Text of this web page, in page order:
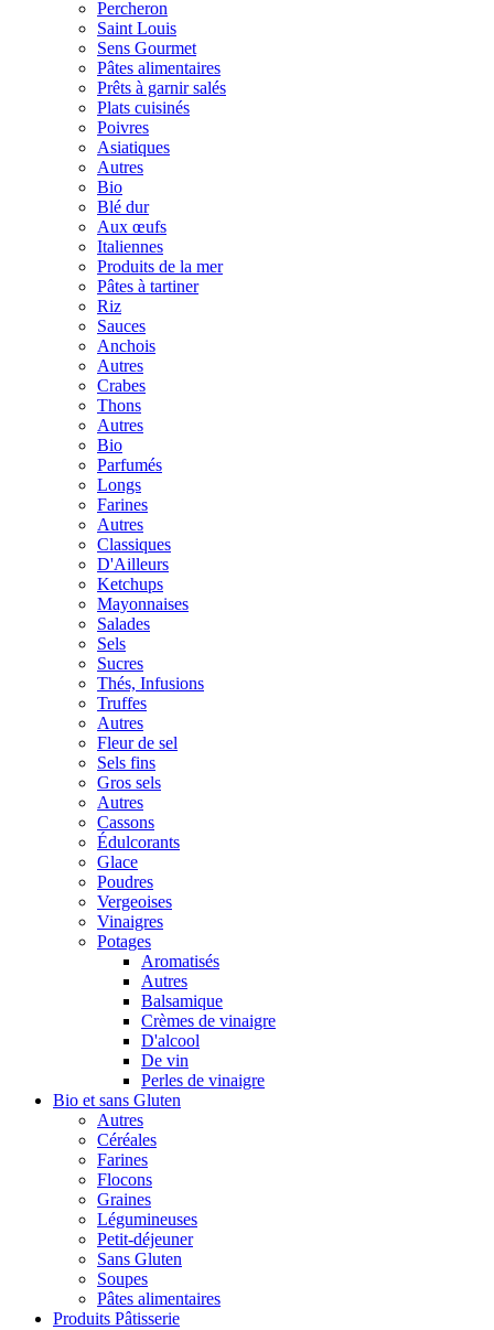
Percheron
Saint Louis
Sens Gourmet
Pâtes alimentaires
Prêts à garnir salés
Plats cuisinés
Poivres
Asiatiques
Autres
Bio
Blé dur
Aux œufs
Italiennes
Produits de la mer
Pâtes à tartiner
Riz
Sauces
Anchois
Autres
Crabes
Thons
Autres
Bio
Parfumés
Longs
Farines
Autres
Classiques
D'Ailleurs
Ketchups
Mayonnaises
Salades
Sels
Sucres
Thés, Infusions
Truffes
Autres
Fleur de sel
Sels fins
Gros sels
Autres
Cassons
Édulcorants
Glace
Poudres
Vergeoises
Vinaigres
Potages
Aromatisés
Autres
Balsamique
Crèmes de vinaigre
D'alcool
De vin
Perles de vinaigre
Bio et sans Gluten
Autres
Céréales
Farines
Flocons
Graines
Légumineuses
Petit-déjeuner
Sans Gluten
Soupes
Pâtes alimentaires
Produits Pâtisserie